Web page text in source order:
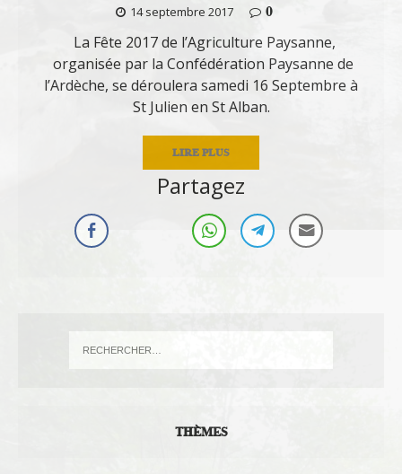
14 septembre 2017
0
La Fête 2017 de l’Agriculture Paysanne,
organisée par la Confédération Paysanne de
l’Ardèche, se déroulera samedi 16 Septembre à
St Julien en St Alban.
LIRE PLUS
Partagez
THÈMES